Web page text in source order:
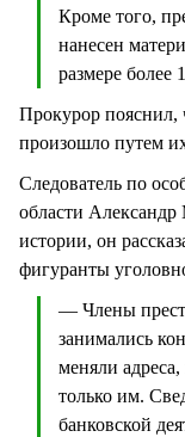
Кроме того,
нанесен
размере более
Прокурор пояснил,
произошло путем
Следователь по
области
истории, он
фигуранты
— Члены
занимались
меняли
только им.
банковской